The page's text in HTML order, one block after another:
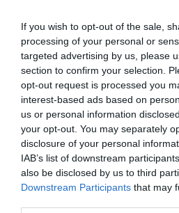
If you wish to opt-out of the sale,
processing of your personal or
targeted advertising by us, please
section to confirm your selection.
opt-out request is processed you
interest-based ads based on
us or personal information
your opt-out. You may separately
disclosure of your personal
IAB’s list of downstream
also be disclosed by us to third
Downstream Participants that may